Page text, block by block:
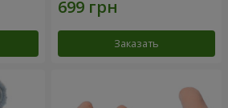
Заказать